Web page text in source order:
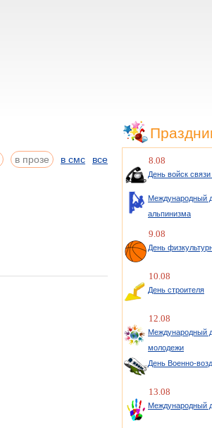
в прозе в смс все 8.08
День войск
Международный
альпинизма
9.08
День
10.08
День строителя
12.08
Международный
молодежи
День Военно-
13.08
Международный